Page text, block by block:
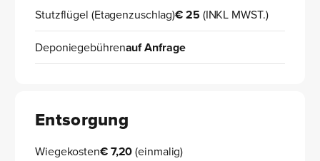
Stutzflügel (Etagenzuschlag)€ 25(INKL MWST.)
Deponiegebührenauf Anfrage
Entsorgung
Wiegekosten€ 7,20(einmalig)